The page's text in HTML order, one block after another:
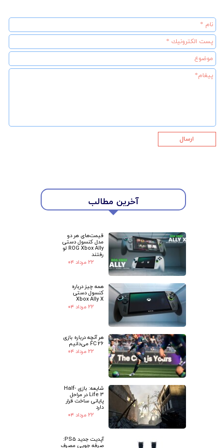
آخرین مطالب
قیمت‌های هر دو
مدل کنسول دستی
ROG Xbox Ally لو
رفتند
۲۲ مرداد ۰۴
همه چیز درباره
کنسول دستی
Xbox Ally X
۲۲ مرداد ۰۴
هر آنچه درباره بازی
FC 26 می‌دانیم
۲۲ مرداد ۰۴
شایعه: بازی Half-
Life 3 در مراحل
پایانی ساخت قرار
دارد
۲۲ مرداد ۰۴
آپدیت جدید PS5:
صرفه جویی مصرف
ارسال